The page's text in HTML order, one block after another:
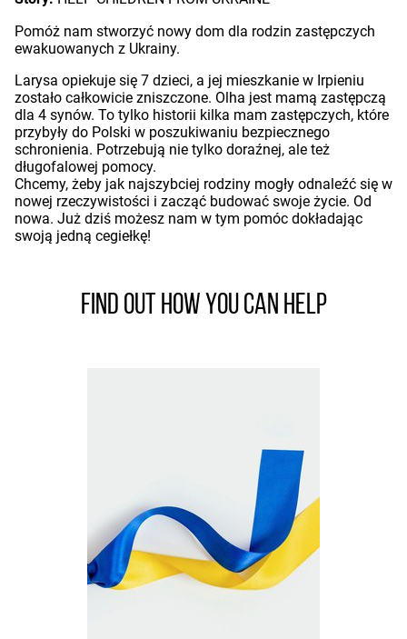
Pomóż nam stworzyć nowy dom dla rodzin zastępczych
ewakuowanych z Ukrainy.
Larysa opiekuje się 7 dzieci, a jej mieszkanie w Irpieniu
zostało całkowicie zniszczone. Olha jest mamą zastępczą
dla 4 synów. To tylko historii kilka mam zastępczych, które
przybyły do Polski w poszukiwaniu bezpiecznego
schronienia. Potrzebują nie tylko doraźnej, ale też
długofalowej pomocy.
Chcemy, żeby jak najszybciej rodziny mogły odnaleźć się w
nowej rzeczywistości i zacząć budować swoje życie. Od
nowa. Już dziś możesz nam w tym pomóc dokładając
swoją jedną cegiełkę!
Find out how you can help